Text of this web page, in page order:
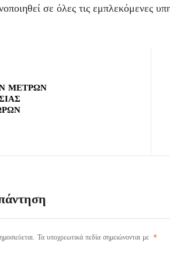
σε όλες τις εμπλεκόμενες
ΜΕΤΡΩΝ
Τα υποχρεωτικά πεδία σημειώνονται με *